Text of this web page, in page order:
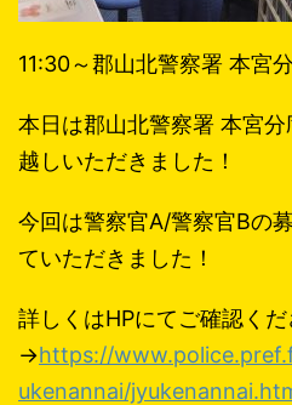
11:30～郡山北警察署 本宮
本日は郡山北警察署 本宮
越しいただきました！
今回は警察官A/警察官Bの
ていただきました！
詳しくはHPにてご確認くだ
→https://
ukenannai/